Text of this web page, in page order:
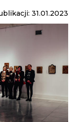
31.01.2023